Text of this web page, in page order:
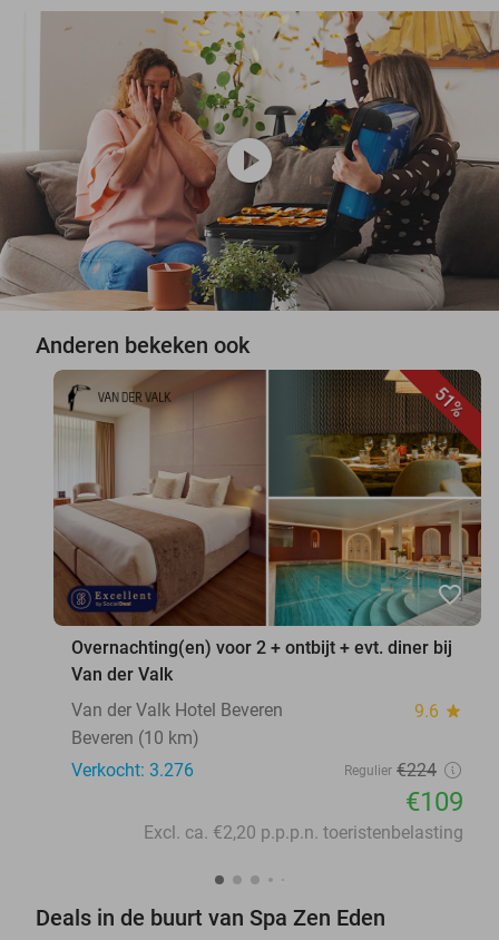
play_circle
Anderen bekeken ook
51%
favorite_border
Overnachting(en) voor 2 + ontbijt + evt. diner bij
Van der Valk
Van der Valk Hotel Beveren
9.6 star
Beveren (10 km)
Verkocht: 3.276
Regulier €224
€109
Excl. ca. €2,20 p.p.p.n. toeristenbelasting
Deals in de buurt van Spa Zen Eden